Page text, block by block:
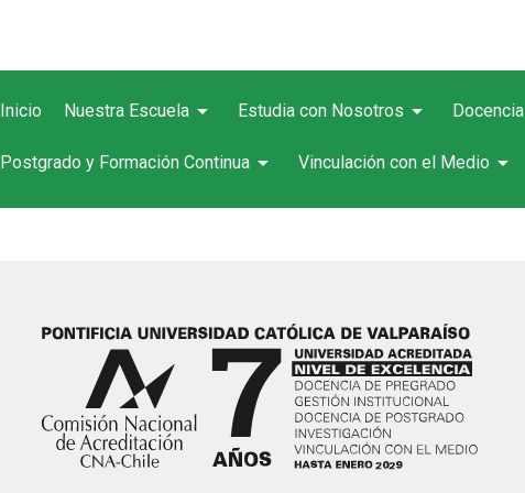
Inicio Nuestra Escuela arrow_drop_down Estudia con Nosotros arrow_drop_down Docencia
Postgrado y Formación Continua arrow_drop_down Vinculación con el Medio arrow_drop_down